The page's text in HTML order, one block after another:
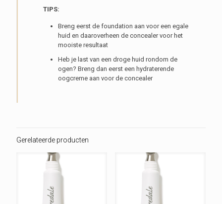
TIPS:
Breng eerst de foundation aan voor een egale
huid en daaroverheen de concealer voor het
mooiste resultaat
Heb je last van een droge huid rondom de
ogen? Breng dan eerst een hydraterende
oogcreme aan voor de concealer
Gerelateerde producten